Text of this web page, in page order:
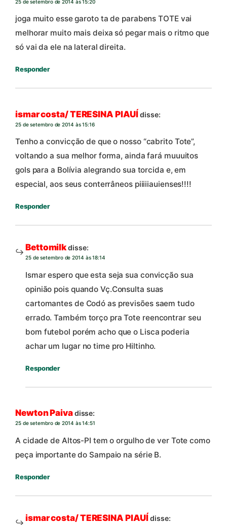
25 de setembro de 2014 às 15:20
joga muito esse garoto ta de parabens TOTE vai
melhorar muito mais deixa só pegar mais o ritmo que
só vai da ele na lateral direita.
Responder
ismar costa/ TERESINA PIAUÍdisse:
25 de setembro de 2014 às 15:16
Tenho a convicção de que o nosso “cabrito Tote”,
voltando a sua melhor forma, ainda fará muuuitos
gols para a Bolívia alegrando sua torcida e, em
especial, aos seus conterrâneos piiiiiauienses!!!!
Responder
Bettomilkdisse:
25 de setembro de 2014 às 18:14
Ismar espero que esta seja sua convicção sua
opinião pois quando Vç.Consulta suas
cartomantes de Codó as previsões saem tudo
errado. Também torço pra Tote reencontrar seu
bom futebol porém acho que o Lisca poderia
achar um lugar no time pro Hiltinho.
Responder
Newton Paivadisse:
25 de setembro de 2014 às 14:51
A cidade de Altos-PI tem o orgulho de ver Tote como
peça importante do Sampaio na série B.
Responder
ismar costa/ TERESINA PIAUÍdisse: